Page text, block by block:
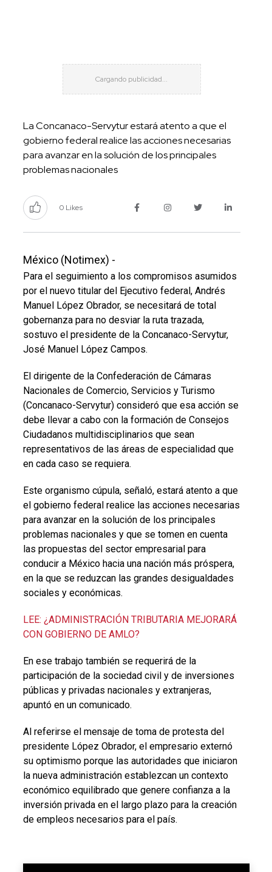
La Concanaco-Servytur estará atento a que el
gobierno federal realice las acciones necesarias
para avanzar en la solución de los principales
problemas nacionales
0 Likes
México (Notimex) -
Para el seguimiento a los compromisos asumidos
por el nuevo titular del Ejecutivo federal, Andrés
Manuel López Obrador, se necesitará de total
gobernanza para no desviar la ruta trazada,
sostuvo el presidente de la Concanaco-Servytur,
José Manuel López Campos.
El dirigente de la Confederación de Cámaras
Nacionales de Comercio, Servicios y Turismo
(Concanaco-Servytur) consideró que esa acción se
debe llevar a cabo con la formación de Consejos
Ciudadanos multidisciplinarios que sean
representativos de las áreas de especialidad que
en cada caso se requiera.
Este organismo cúpula, señaló, estará atento a que
el gobierno federal realice las acciones necesarias
para avanzar en la solución de los principales
problemas nacionales y que se tomen en cuenta
las propuestas del sector empresarial para
conducir a México hacia una nación más próspera,
en la que se reduzcan las grandes desigualdades
sociales y económicas.
LEE: ¿ADMINISTRACIÓN TRIBUTARIA MEJORARÁ
CON GOBIERNO DE AMLO?
En ese trabajo también se requerirá de la
participación de la sociedad civil y de inversiones
públicas y privadas nacionales y extranjeras,
apuntó en un comunicado.
Al referirse el mensaje de toma de protesta del
presidente López Obrador, el empresario externó
su optimismo porque las autoridades que iniciaron
la nueva administración establezcan un contexto
económico equilibrado que genere confianza a la
inversión privada en el largo plazo para la creación
de empleos necesarios para el país.